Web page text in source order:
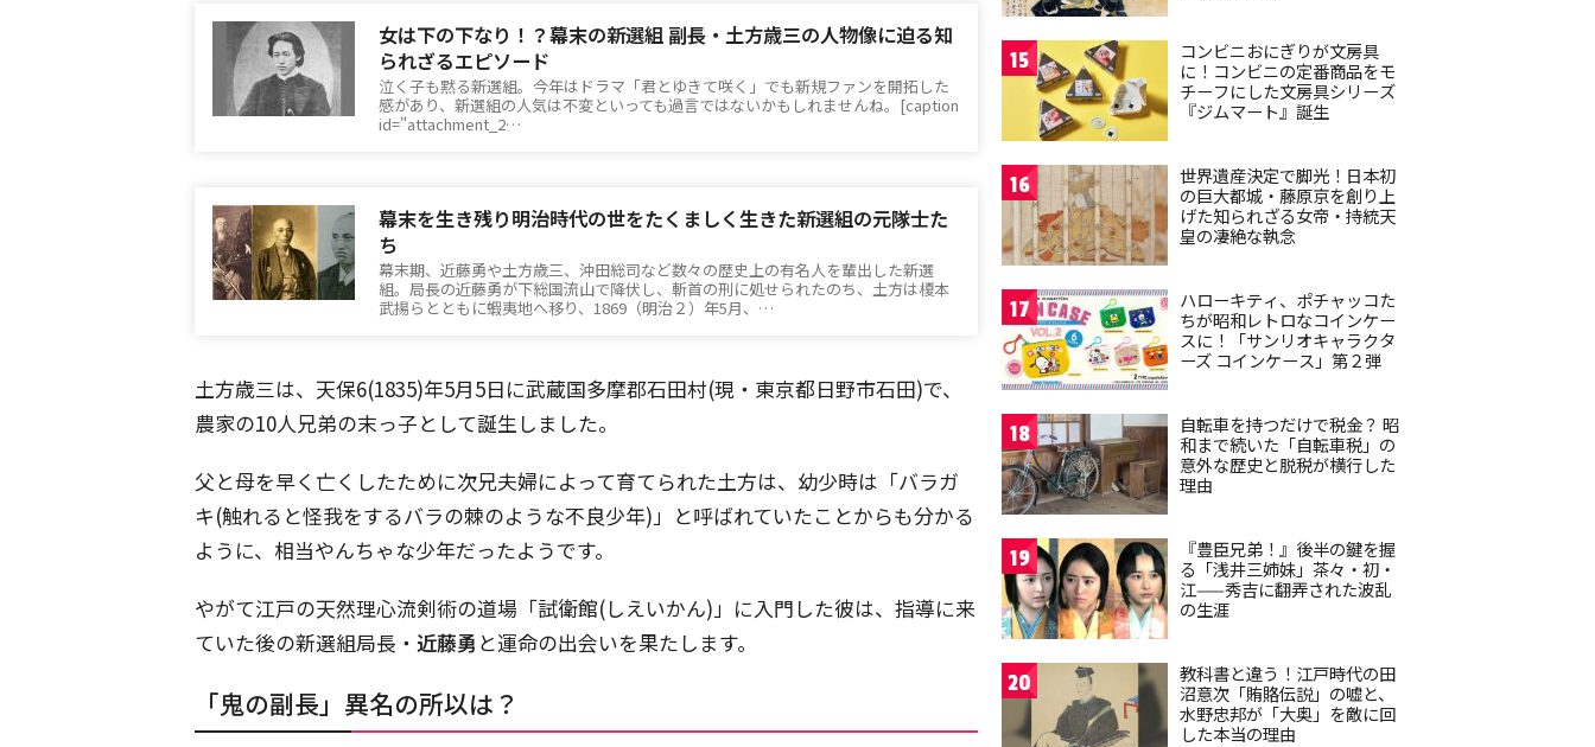
女は下の下なり！？幕末の新選組 副長・土方歳三の人物像に迫る知
られざるエピソード
泣く子も黙る新選組。今年はドラマ「君とゆきて咲く」でも新規ファンを開拓した
感があり、新選組の人気は不変といっても過言ではないかもしれませんね。[caption
id="attachment_2…
幕末を生き残り明治時代の世をたくましく生きた新選組の元隊士た
ち
幕末期、近藤勇や土方歳三、沖田総司など数々の歴史上の有名人を輩出した新選
組。局長の近藤勇が下総国流山で降伏し、斬首の刑に処せられたのち、土方は榎本
武揚らとともに蝦夷地へ移り、1869（明治２）年5月、…
土方歳三は、天保6(1835)年5月5日に武蔵国多摩郡石田村(現・東京都日野市石田)で、
農家の10人兄弟の末っ子として誕生しました。
父と母を早く亡くしたために次兄夫婦によって育てられた土方は、幼少時は「バラガ
キ(触れると怪我をするバラの棘のような不良少年)」と呼ばれていたことからも分かる
ように、相当やんちゃな少年だったようです。
やがて江戸の天然理心流剣術の道場「試衛館(しえいかん)」に入門した彼は、指導に来
ていた後の新選組局長・ 近藤勇 と運命の出会いを果たします。
「鬼の副長」異名の所以は？
15
コンビニおにぎりが文房具
に！コンビニの定番商品をモ
チーフにした文房具シリーズ
『ジムマート』誕生
16
世界遺産決定で脚光！日本初
の巨大都城・藤原京を創り上
げた知られざる女帝・持統天
皇の凄絶な執念
17
ハローキティ、ポチャッコた
ちが昭和レトロなコインケー
スに！「サンリオキャラクタ
ーズ コインケース」第２弾
18
自転車を持つだけで税金？ 昭
和まで続いた「自転車税」の
意外な歴史と脱税が横行した
理由
19
『豊臣兄弟！』後半の鍵を握
る「浅井三姉妹」茶々・初・
江——秀吉に翻弄された波乱
の生涯
20
教科書と違う！江戸時代の田
沼意次「賄賂伝説」の嘘と、
水野忠邦が「大奥」を敵に回
した本当の理由